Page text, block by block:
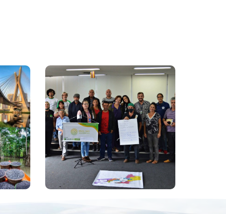
Reunião De
Mobilização Dos
Empreendimentos Da
Agricultura Familiar
Acontece No Rio De
Janeiro